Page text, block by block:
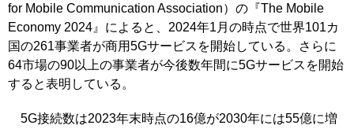
for Mobile Communication Association）の『The Mobile
Economy 2024』によると、2024年1月の時点で世界101カ
国の261事業者が商用5Gサービスを開始している。さらに
64市場の90以上の事業者が今後数年間に5Gサービスを開始
すると表明している。
5G接続数は2023年末時点の16億が2030年には55億に増